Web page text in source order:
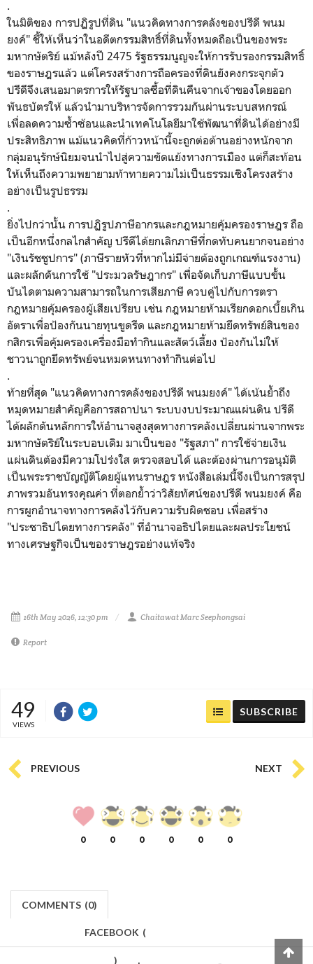
.
​ในมิติของ การปฏิรูปที่ดิน "แนวคิดทางการคลังของปรีดี พนม
ยงค์" ชี้ให้เห็นว่าในอดีตกรรมสิทธิ์ที่ดินทั้งหมดถือเป็นของพระ
มหากษัตริย์ แม้หลังปี 2475 รัฐธรรมนูญจะให้การรับรองกรรมสิทธิ์
ของราษฎรแล้ว แต่โครงสร้างการถือครองที่ดินยังคงกระจุกตัว
ปรีดีจึงเสนอมาตรการให้รัฐบาลซื้อที่ดินคืนจากเจ้าของโดยออก
พันธบัตรให้ แล้วนำมาบริหารจัดการรวมกันผ่านระบบสหกรณ์
เพื่อลดความซ้ำซ้อนและนำเทคโนโลยีมาใช้พัฒนาที่ดินได้อย่างมี
ประสิทธิภาพ แม้แนวคิดที่ก้าวหน้านี้จะถูกต่อต้านอย่างหนักจาก
กลุ่มอนุรักษ์นิยมจนนำไปสู่ความขัดแย้งทางการเมือง แต่ก็สะท้อน
ให้เห็นถึงความพยายามท้าทายความไม่เป็นธรรมเชิงโครงสร้าง
อย่างเป็นรูปธรรม
.
​ยิ่งไปกว่านั้น การปฏิรูปภาษีอากรและกฎหมายคุ้มครองราษฎร ถือ
เป็นอีกหนึ่งกลไกสำคัญ ปรีดีได้ยกเลิกภาษีที่กดทับคนยากจนอย่าง
"เงินรัชชูปการ" (ภาษีรายหัวที่หากไม่มีจ่ายต้องถูกเกณฑ์แรงงาน)
และผลักดันการใช้ "ประมวลรัษฎากร" เพื่อจัดเก็บภาษีแบบขั้น
บันไดตามความสามารถในการเสียภาษี ควบคู่ไปกับการตรา
กฎหมายคุ้มครองผู้เสียเปรียบ เช่น กฎหมายห้ามเรียกดอกเบี้ยเกิน
อัตราเพื่อป้องกันนายทุนขูดรีด และกฎหมายห้ามยึดทรัพย์สินของ
กสิกรเพื่อคุ้มครองเครื่องมือทำกินและสัตว์เลี้ยง ป้องกันไม่ให้
ชาวนาถูกยึดทรัพย์จนหมดหนทางทำกินต่อไป
.
​ท้ายที่สุด "แนวคิดทางการคลังของปรีดี พนมยงค์" ได้เน้นย้ำถึง
หมุดหมายสำคัญคือการสถาปนา ระบบงบประมาณแผ่นดิน ปรีดี
ได้ผลักดันหลักการให้อำนาจสูงสุดทางการคลังเปลี่ยนผ่านจากพระ
มหากษัตริย์ในระบอบเดิม มาเป็นของ "รัฐสภา" การใช้จ่ายเงิน
แผ่นดินต้องมีความโปร่งใส ตรวจสอบได้ และต้องผ่านการอนุมัติ
เป็นพระราชบัญญัติโดยผู้แทนราษฎร หนังสือเล่มนี้จึงเป็นการสรุป
ภาพรวมอันทรงคุณค่า ที่ตอกย้ำว่าวิสัยทัศน์ของปรีดี พนมยงค์ คือ
การผูกอำนาจทางการคลังไว้กับความรับผิดชอบ เพื่อสร้าง
"ประชาธิปไตยทางการคลัง" ที่อำนาจอธิปไตยและผลประโยชน์
ทางเศรษฐกิจเป็นของราษฎรอย่างแท้จริง
16th May 2026, 12:30 pm Chaitawat Marc Seephongsai
Report
49
VIEWS
SUBSCRIBE
PREVIOUS NEXT
0 0 0 0 0 0
COMMENTS (0)
FACEBOOK (
)